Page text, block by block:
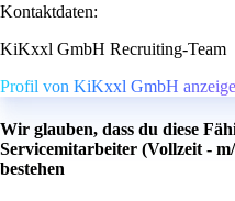
Kontaktdaten:
KiKxxl GmbH Recruiting-Team
Profil von KiKxxl GmbH
Wir glauben, dass du diese
Servicemitarbeiter (Vollzeit -
bestehen